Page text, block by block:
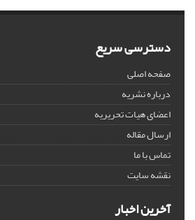
دسترسی سریع
صفحه اصلی
درباره نشریه
اعضای هیات تحریریه
ارسال مقاله
تماس با ما
نقشه سایت
آخرین اخبار